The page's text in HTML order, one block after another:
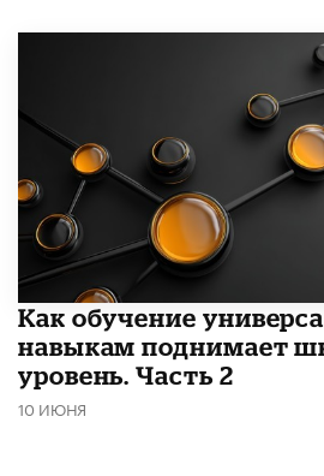
​Как обучение
навыкам поднимает
уровень. Часть 2
10 ИЮНЯ